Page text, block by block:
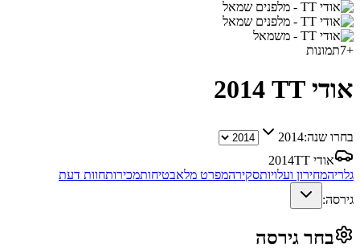
+
7תמונות
אודי TT 2014
בחרו שנה:2014
אודי TT
2014
גלריהמחירון ועלויותסקירהמפרט מלאבטיחותמכירותחוות דעת
גירסה:
בחר גירסה